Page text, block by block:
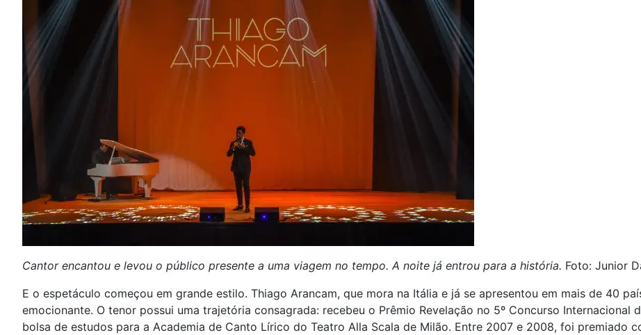
Cantor encantou e levou o público presente a uma viagem no tempo. A noite já entrou para a história. Foto: Junior
E o espetáculo começou em grande estilo. Thiago Arancam, que mora na Itália e já se apresentou em mais de 40
emocionante. O tenor possui uma trajetória consagrada: recebeu o Prêmio Revelação no 5º Concurso Internacional
bolsa de estudos para a Academia de Canto Lírico do Teatro Alla Scala de Milão. Entre 2007 e 2008, foi premiado